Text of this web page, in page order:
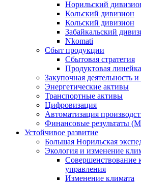
Норильский
Кольский дивизион
Кольский дивизион
Забайкальский
Nkomati
Сбыт продукции
Сбытовая стратегия
Продуктовая линейка
Закупочная деятельность
Энергетические активы
Транспортные активы
Цифровизация
Автоматизация
Финансовые результаты
Устойчивое развитие
Большая Норильская
Экология и изменение
Совершенствование
управления
Изменение климата